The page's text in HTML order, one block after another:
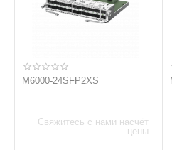
M6000-24SFP2XS
Свяжитесь с нами насчёт
цены